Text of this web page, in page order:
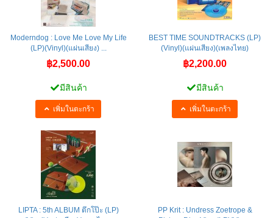
Moderndog : Love Me Love My Life
(LP)(Vinyl)(แผ่นเสียง) ...
฿2,500.00
มีสินค้า
เพิ่มในตะกร้า
BEST TIME SOUNDTRACKS (LP)
(Vinyl)(แผ่นเสียง)(เพลงไทย)
฿2,200.00
มีสินค้า
เพิ่มในตะกร้า
LIPTA : 5th ALBUM ตึกโป๊ะ (LP)
PP Krit : Undress Zoetrope &